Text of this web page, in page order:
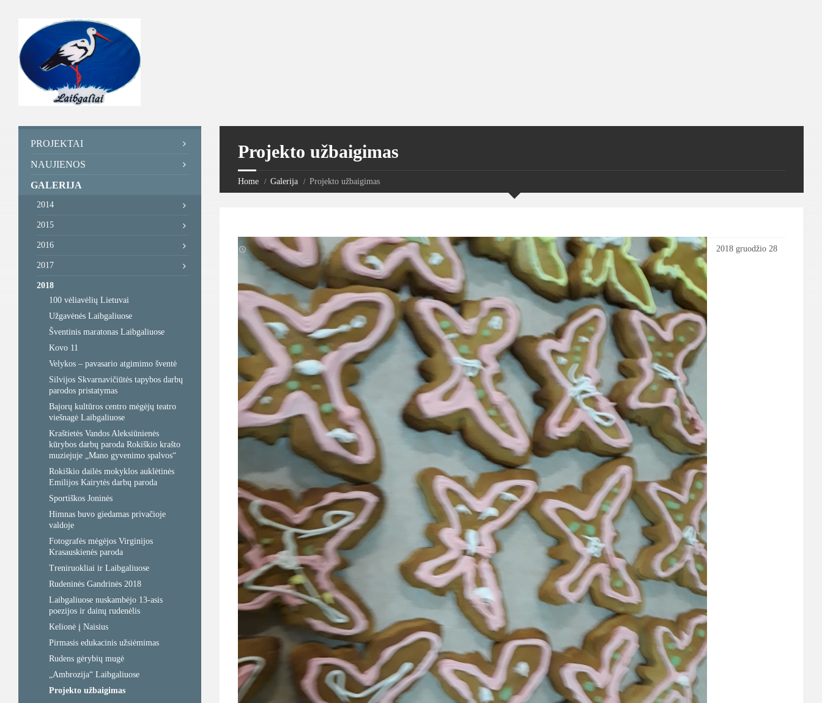
Projekto užbaigimas
Home Galerija Projekto užbaigimas
2018 gruodžio 28
PROJEKTAI
NAUJIENOS
GALERIJA
2014
2015
2016
2017
2018
100 vėliavėlių Lietuvai
Užgavėnės Laibgaliuose
Šventinis maratonas Laibgaliuose
Kovo 11
Velykos – pavasario atgimimo šventė
Silvijos Skvarnavičiūtės tapybos darbų
parodos pristatymas
Bajorų kultūros centro mėgėjų teatro
viešnagė Laibgaliuose
Kraštietės Vandos Aleksiūnienės
kūrybos darbų paroda Rokiškio krašto
muziejuje „Mano gyvenimo spalvos“
Rokiškio dailės mokyklos auklėtinės
Emilijos Kairytės darbų paroda
Sportiškos Joninės
Himnas buvo giedamas privačioje
valdoje
Fotografės mėgėjos Virginijos
Krasauskienės paroda
Treniruokliai ir Laibgaliuose
Rudeninės Gandrinės 2018
Laibgaliuose nuskambėjo 13-asis
poezijos ir dainų rudenėlis
Kelionė į Naisius
Pirmasis edukacinis užsiėmimas
Rudens gėrybių mugė
„Ambrozija“ Laibgaliuose
Projekto užbaigimas